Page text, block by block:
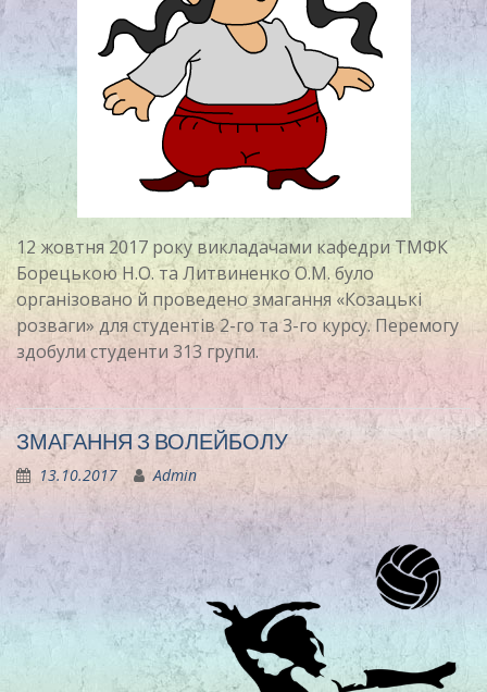
12 жовтня 2017 року викладачами кафедри ТМФК
Борецькою Н.О. та Литвиненко О.М. було
організовано й проведено змагання «Козацькі
розваги» для студентів 2-го та 3-го курсу. Перемогу
здобули студенти 313 групи.
ЗМАГАННЯ З ВОЛЕЙБОЛУ
13.10.2017 Admin